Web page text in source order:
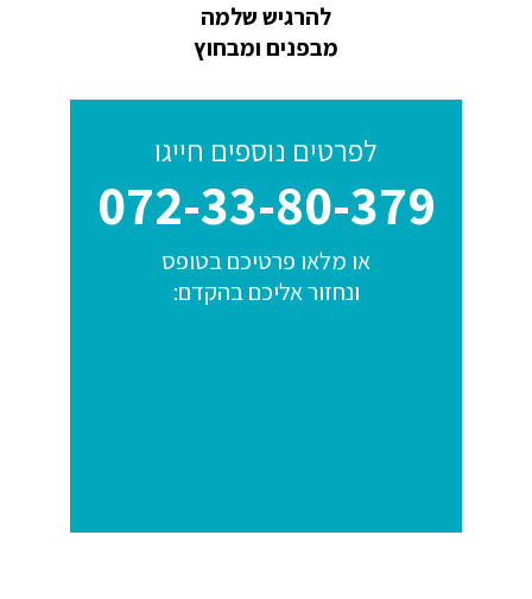
להרגיש שלמה
מבפנים ומבחוץ
לפרטים נוספים חייגו
072-33-80-379
או מלאו פרטיכם בטופס
ונחזור אליכם בהקדם: